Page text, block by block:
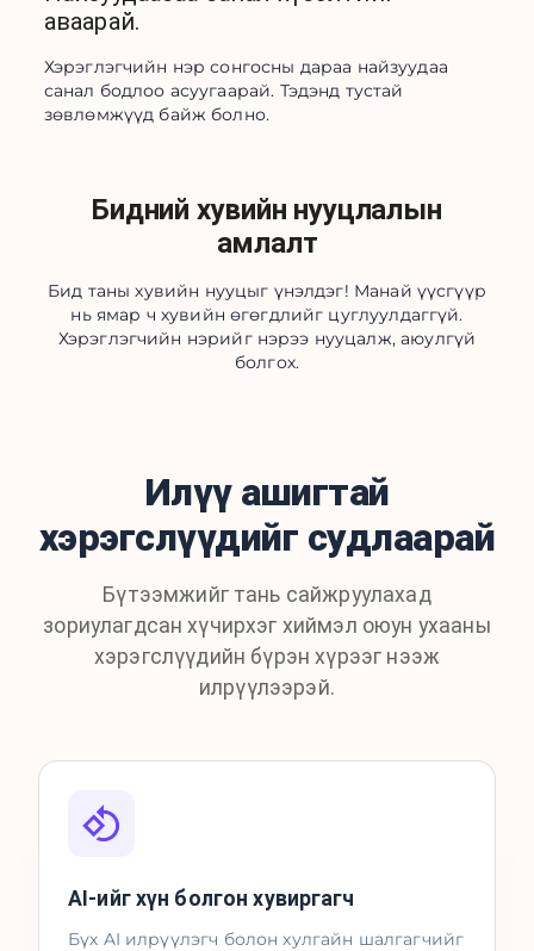
аваарай.
Хэрэглэгчийн нэр сонгосны дараа найзуудаа
санал бодлоо асуугаарай. Тэдэнд тустай
зөвлөмжүүд байж болно.
Бидний хувийн нууцлалын
амлалт
Бид таны хувийн нууцыг үнэлдэг! Манай үүсгүүр
нь ямар ч хувийн өгөгдлийг цуглуулдаггүй.
Хэрэглэгчийн нэрийг нэрээ нууцалж, аюулгүй
болгох.
Илүү ашигтай
хэрэгслүүдийг судлаарай
Бүтээмжийг тань сайжруулахад
зориулагдсан хүчирхэг хиймэл оюун ухааны
хэрэгслүүдийн бүрэн хүрээг нээж
илрүүлээрэй.
AI-ийг хүн болгон хувиргагч
Бүх AI илрүүлэгч болон хулгайн шалгагчийг